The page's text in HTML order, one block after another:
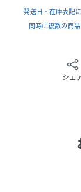
発送日・在庫表記
同時に複数の商
シェ